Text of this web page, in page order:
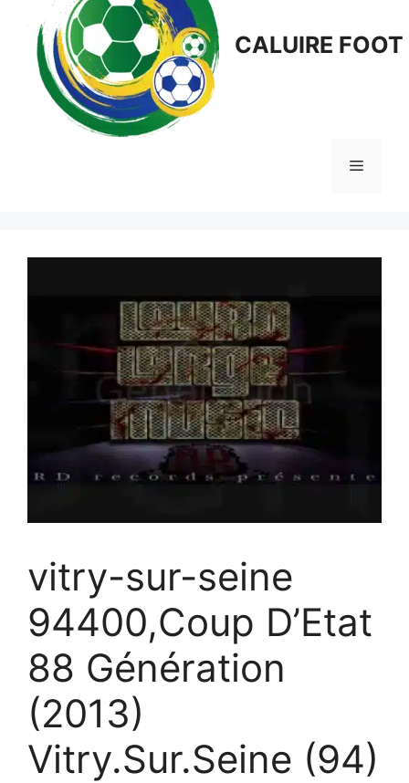
CALUIRE FOOT
Menu
vitry-sur-seine
94400,Coup D’Etat
88 Génération
(2013)
Vitry.Sur.Seine (94)